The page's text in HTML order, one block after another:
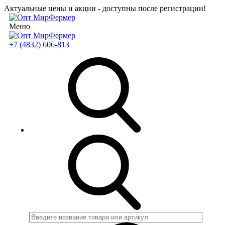
Актуальные цены и акции - доступны после регистрации!
Меню
+7 (4832) 606-813